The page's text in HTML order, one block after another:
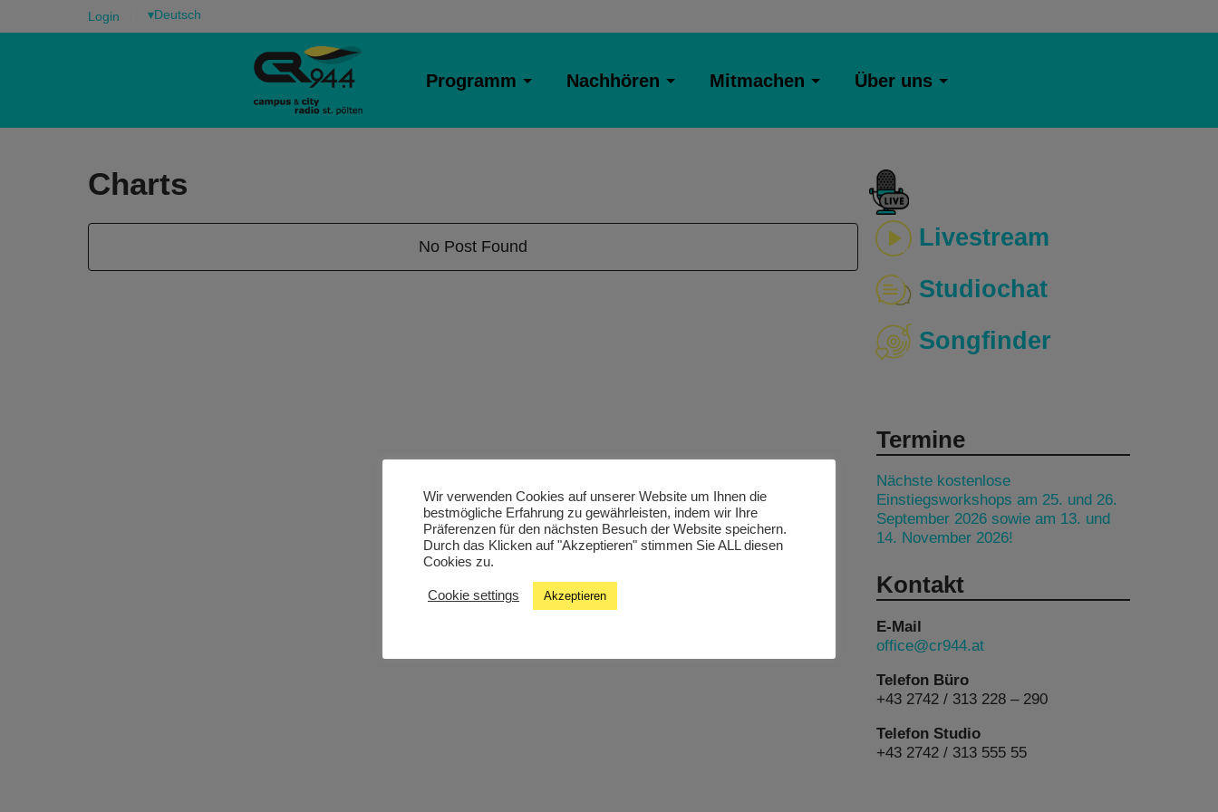
Login ▾
Programm Nachhören Mitmachen Über uns
Charts
No Post Found
Livestream
Studiochat
Songfinder
Termine
Nächste kostenlose
Einstiegsworkshops am 25. und 26.
September 2026 sowie am 13. und
14. November 2026!
Kontakt
E-Mail
office@cr944.at
Telefon Büro
+43 2742 / 313 228 – 290
Telefon Studio
+43 2742 / 313 555 55
Wir verwenden Cookies auf unserer Website um Ihnen die
bestmögliche Erfahrung zu gewährleisten, indem wir Ihre
Präferenzen für den nächsten Besuch der Website speichern.
Durch das Klicken auf "Akzeptieren" stimmen Sie ALL diesen
Cookies zu.
Cookie settings Akzeptieren